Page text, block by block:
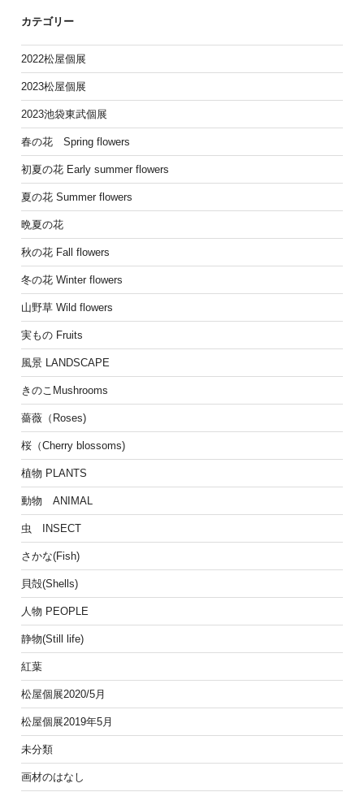
カテゴリー
2022松屋個展
2023松屋個展
2023池袋東武個展
春の花 Spring flowers
初夏の花 Early summer flowers
夏の花 Summer flowers
晩夏の花
秋の花 Fall flowers
冬の花 Winter flowers
山野草 Wild flowers
実もの Fruits
風景 LANDSCAPE
きのこMushrooms
薔薇（Roses)
桜（Cherry blossoms)
植物 PLANTS
動物 ANIMAL
虫 INSECT
さかな(Fish)
貝殻(Shells)
人物 PEOPLE
静物(Still life)
紅葉
松屋個展2020/5月
松屋個展2019年5月
未分類
画材のはなし